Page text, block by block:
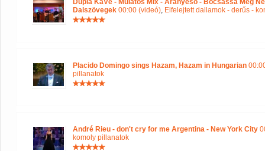
Dupla KáVé - Mulatós Mix - Aranyeső - Bocsássa Meg
Dalszövegek 00:00 (videó), Elfelejtett dallamok - derűs -
Placido Domingo sings Hazam, Hazam in Hungarian
pillanatok
André Rieu - don't cry for me Argentina - New York City
komoly pillanatok